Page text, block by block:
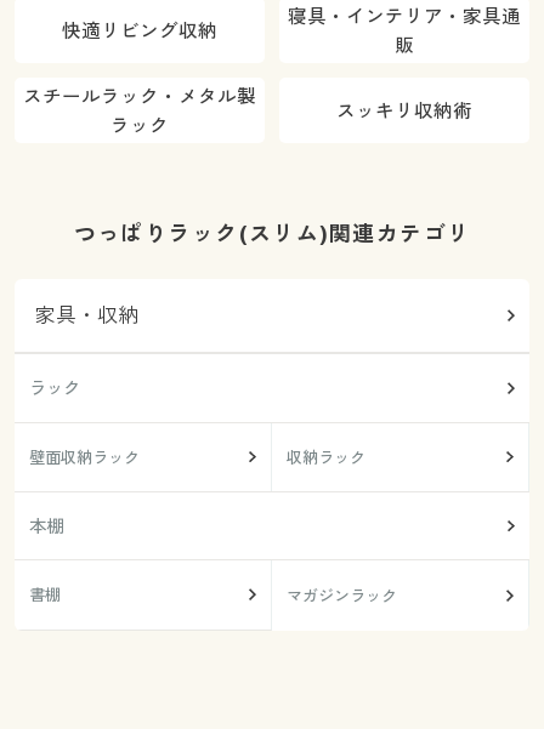
快適リビング収納
寝具・インテリア・家具通
販
スチールラック・メタル製
ラック
スッキリ収納術
つっぱりラック(スリム)関連カテゴリ
家具・収納
ラック
壁面収納ラック 収納ラック
本棚
書棚 マガジンラック